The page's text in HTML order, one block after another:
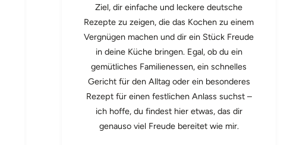
Ziel, dir einfache und leckere deutsche
Rezepte zu zeigen, die das Kochen zu einem
Vergnügen machen und dir ein Stück Freude
in deine Küche bringen. Egal, ob du ein
gemütliches Familienessen, ein schnelles
Gericht für den Alltag oder ein besonderes
Rezept für einen festlichen Anlass suchst –
ich hoffe, du findest hier etwas, das dir
genauso viel Freude bereitet wie mir.